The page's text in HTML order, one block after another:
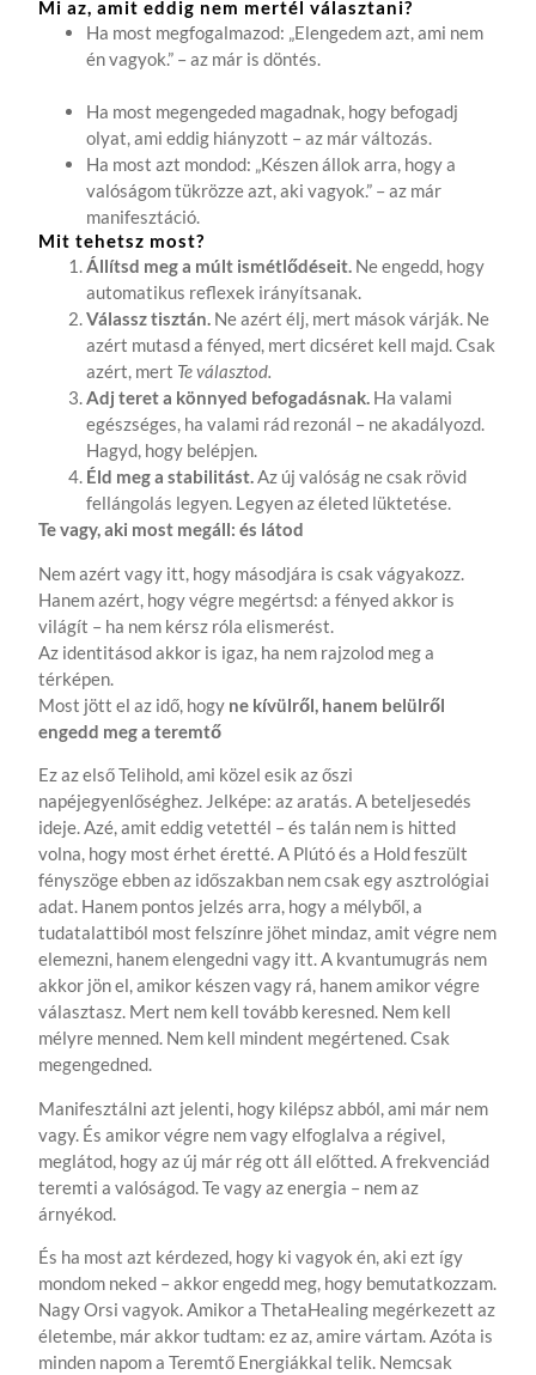
Mi az, amit eddig nem mertél választani?
Ha most megfogalmazod: „Elengedem azt, ami nem
én vagyok.” – az már is döntés.
Ha most megengeded magadnak, hogy befogadj
olyat, ami eddig hiányzott – az már változás.
Ha most azt mondod: „Készen állok arra, hogy a
valóságom tükrözze azt, aki vagyok.” – az már
manifesztáció.
Mit tehetsz most?
Állítsd meg a múlt ismétlődéseit. Ne engedd, hogy
automatikus reflexek irányítsanak.
Válassz tisztán. Ne azért élj, mert mások várják. Ne
azért mutasd a fényed, mert dicséret kell majd. Csak
azért, mert Te választod.
Adj teret a könnyed befogadásnak. Ha valami
egészséges, ha valami rád rezonál – ne akadályozd.
Hagyd, hogy belépjen.
Éld meg a stabilitást.Az új valóság ne csak rövid
fellángolás legyen. Legyen az életed lüktetése.
Te vagy, aki most megáll: és látod
Nem azért vagy itt, hogy másodjára is csak vágyakozz.
Hanem azért, hogy végre megértsd: a fényed akkor is
világít – ha nem kérsz róla elismerést.
Az identitásod akkor is igaz, ha nem rajzolod meg a
térképen.
Most jött el az idő, hogy ne kívülről, hanem belülről
engedd meg a teremtő
Ez az első Telihold, ami közel esik az őszi
napéjegyenlőséghez. Jelképe: az aratás. A beteljesedés
ideje. Azé, amit eddig vetettél – és talán nem is hitted
volna, hogy most érhet éretté. A Plútó és a Hold feszült
fényszöge ebben az időszakban nem csak egy asztrológiai
adat. Hanem pontos jelzés arra, hogy a mélyből, a
tudatalattiból most felszínre jöhet mindaz, amit végre nem
elemezni, hanem elengedni vagy itt. A kvantumugrás nem
akkor jön el, amikor készen vagy rá, hanem amikor végre
választasz. Mert nem kell tovább keresned. Nem kell
mélyre menned. Nem kell mindent megértened. Csak
megengedned.
Manifesztálni azt jelenti, hogy kilépsz abból, ami már nem
vagy. És amikor végre nem vagy elfoglalva a régivel,
meglátod, hogy az új már rég ott áll előtted. A frekvenciád
teremti a valóságod. Te vagy az energia – nem az
árnyékod.
És ha most azt kérdezed, hogy ki vagyok én, aki ezt így
mondom neked – akkor engedd meg, hogy bemutatkozzam.
Nagy Orsi vagyok. Amikor a ThetaHealing megérkezett az
életembe, már akkor tudtam: ez az, amire vártam. Azóta is
minden napom a Teremtő Energiákkal telik. Nemcsak